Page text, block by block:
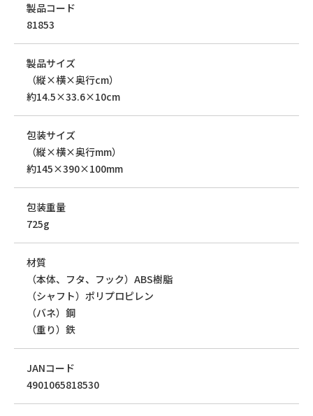
製品コード
81853
製品サイズ
（縦×横×奥行cm）
約14.5×33.6×10cm
包装サイズ
（縦×横×奥行mm）
約145×390×100mm
包装重量
725g
材質
（本体、フタ、フック）ABS樹脂
（シャフト）ポリプロピレン
（バネ）鋼
（重り）鉄
JANコード
4901065818530